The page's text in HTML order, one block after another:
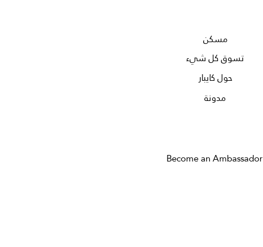
مسكن
تسوق كل شيء
حول كايبار
مدونة
Become an Ambassador